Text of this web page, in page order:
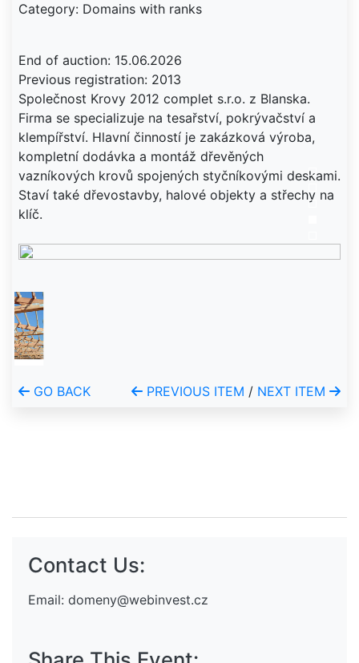
Category: Domains with ranks
End of auction: 15.06.2026
Previous registration: 2013
Společnost Krovy 2012 complet s.r.o. z Blanska.
Firma se specializuje na tesařství, pokrývačství a
klempířství. Hlavní činností je zakázková výroba,
kompletní dodávka a montáž dřevěných
vazníkových krovů spojených styčníkovými deskami.
Staví také dřevostavby, halové objekty a střechy na
klíč.
GO BACK PREVIOUS ITEM / NEXT ITEM
Contact Us:
Email: domeny@webinvest.cz